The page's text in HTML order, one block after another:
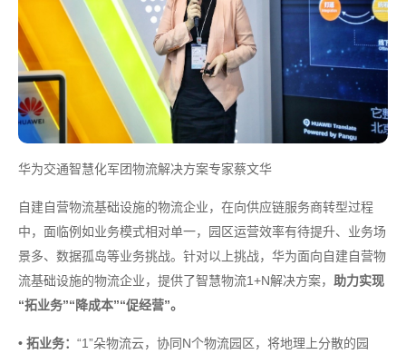
华为交通智慧化军团物流解决方案专家蔡文华
自建自营物流基础设施的物流企业，在向供应链服务商转型过程
中，面临例如业务模式相对单一，园区运营效率有待提升、业务场
景多、数据孤岛等业务挑战。针对以上挑战，华为面向自建自营物
流基础设施的物流企业，提供了智慧物流1+N解决方案， 助力实现
“拓业务”“降成本”“促经营”。
• 拓业务： “1”朵物流云，协同N个物流园区，将地理上分散的园